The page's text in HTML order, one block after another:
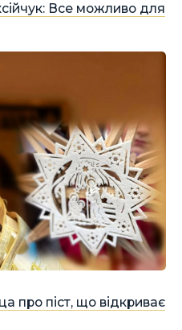
Все можливо для
про піст, що відкриває